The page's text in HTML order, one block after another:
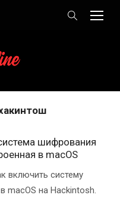
шифрования
в macOS
включить систему
macOS на Hackintosh.